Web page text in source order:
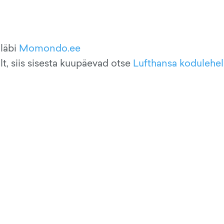
Momondo.ee
siis sisesta kuupäevad otse Lufthansa